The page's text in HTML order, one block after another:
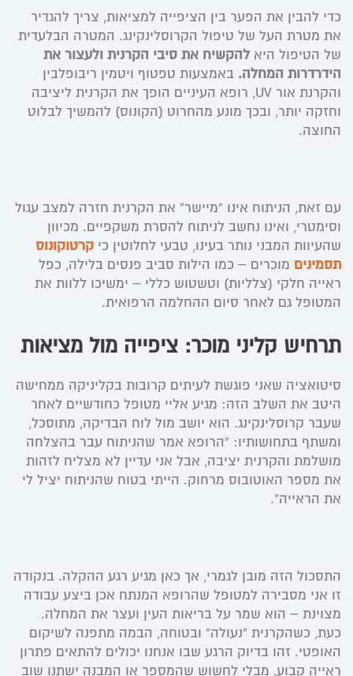
כדי להבין את הפער בין הציפייה למציאות, צריך להגדיר
את מטרת העל של טיפול הקרוסלינקינג. המטרה הבלעדית
של הטיפול היאלהקשיח את סיבי הקרנית ולעצור את
הידרדרות המחלה. באמצעות טפטוף ויטמין ריבופלבין
והקרנת אור UV, רופא העיניים הופך את הקרנית ליציבה
וחזקה יותר, ובכך מונע מהחרוט (הקונוס) להמשיך לבלוט
החוצה.
עם זאת, הניתוח אינו “מיישר” את הקרנית חזרה למצב עגול
וסימטרי, ואינו נחשב לניתוח להסרת משקפיים. מכיוון
שהעיוות המבני נותר בעינו, טבעי לחלוטין כי קרטוקונוס
תסמינים מוכרים – כמו הילות סביב פנסים בלילה, כפל
ראייה חלקי (צלליות) וטשטוש כללי – ימשיכו ללוות את
המטופל גם לאחר סיום ההחלמה הרפואית.
תרחיש קליני מוכר: ציפייה מול מציאות
סיטואציה שאני פוגשת לעיתים קרובות בקליניקה ממחישה
היטב את השלב הזה: מגיע אליי מטופל כחודשיים לאחר
שעבר קרוסלינקינג. הוא יושב מול לוח הבדיקה, מתוסכל,
ומשתף בתחושותיו: “הרופא אמר שהניתוח עבר בהצלחה
מושלמת והקרנית יציבה, אבל אני עדיין לא מצליח לזהות
את מספר האוטובוס מרחוק. הייתי בטוח שהניתוח יציל לי
את הראייה”.
התסכול הזה מובן לגמרי, אך כאן מגיע רגע ההקלה. בנקודה
זו אני מסבירה למטופל שהרופא המנתח אכן ביצע עבודה
מצוינת – הוא שמר על בריאות העין ועצר את המחלה.
כעת, כשהקרנית “נעולה” ובטוחה, הבמה מתפנה לשיקום
האופטי. זהו בדיוק הרגע שבו אנחנו יכולים להתאים פתרון
ראייה קבוע, מבלי לחשוש שהמספר או המבנה ישתנו שוב